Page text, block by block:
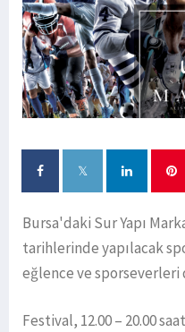
Bursa'daki Sur Yapı
tarihlerinde yapılacak
eğlence ve sporseverleri
Festival, 12.00 – 20.00